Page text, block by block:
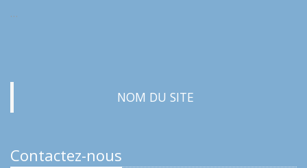
…
NOM DU SITE
Contactez-nous